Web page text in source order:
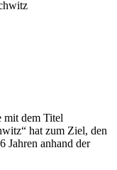
mit dem Titel
hat zum Ziel, den
Jahren anhand der